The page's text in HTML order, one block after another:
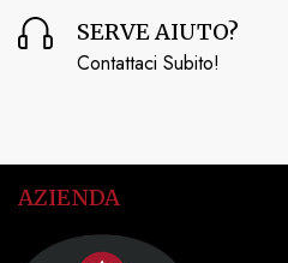
SERVE AIUTO?
Contattaci Subito!
AZIENDA